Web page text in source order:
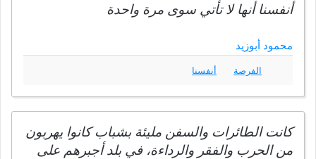
أنفسنا أنها لا تأتي سوى مرة واحدة
محمود أبوزيد
الفرصة أنفسنا
كانت الطائرات والسفن مليئة بشباب كانوا يهربون
من الحرب والفقر والرداءة، في بلد أجبرهم على